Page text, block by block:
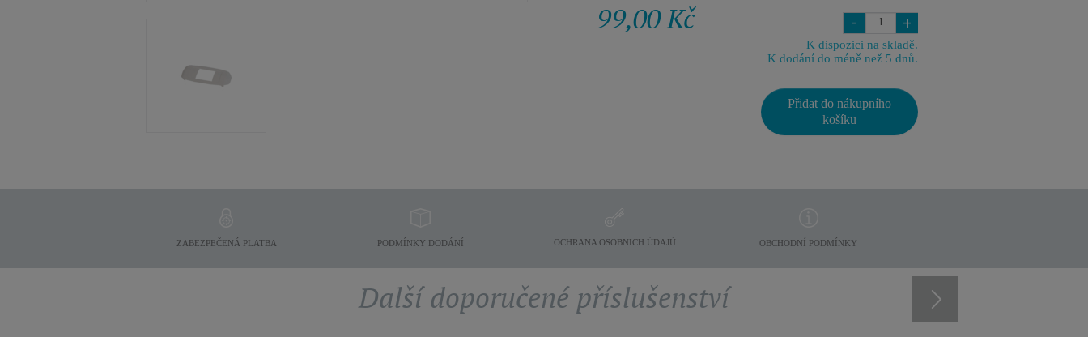
99,00 Kč - +
K dispozici na skladě.
K dodání do méně než 5 dnů.
Přidat do nákupního
košíku
ZABEZPEČENÁ PLATBA PODMÍNKY DODÁNÍ OCHRANA OSOBNICH ÚDAJÙ OBCHODNÍ PODMÍNKY
Další doporučené příslušenství